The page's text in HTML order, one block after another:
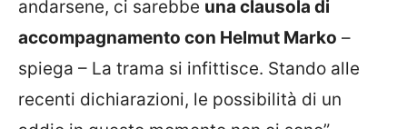
andarsene, ci sarebbe una clausola di
accompagnamento con Helmut Marko –
spiega – La trama si infittisce. Stando alle
recenti dichiarazioni, le possibilità di un